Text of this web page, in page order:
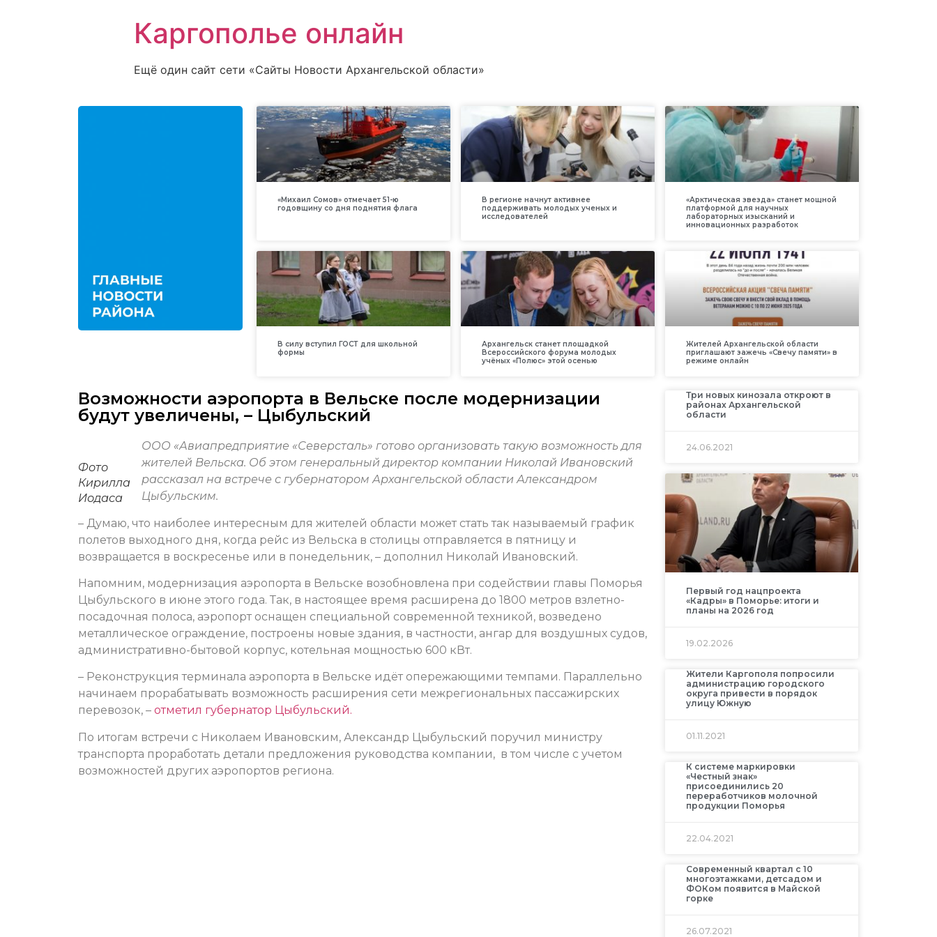
Каргополье онлайн
Ещё один сайт сети «Сайты Новости Архангельской области»
«Михаил Сомов» отмечает 51-ю
годовщину со дня поднятия флага
В регионе начнут активнее
поддерживать молодых ученых и
исследователей
«Арктическая звезда» станет мощной
платформой для научных
лабораторных изысканий и
инновационных разработок
В силу вступил ГОСТ для школьной
формы
Архангельск станет площадкой
Всероссийского форума молодых
учёных «Полюс» этой осенью
Жителей Архангельской области
приглашают зажечь «Свечу памяти» в
режиме онлайн
Возможности аэропорта в Вельске после модернизации
будут увеличены, – Цыбульский
Фото
Кирилла
Иодаса
ООО «Авиапредприятие «Северсталь» готово организовать такую возможность для
жителей Вельска. Об этом генеральный директор компании Николай Ивановский
рассказал на встрече с губернатором Архангельской области Александром
Цыбульским.
– Думаю, что наиболее интересным для жителей области может стать так называемый график
полетов выходного дня, когда рейс из Вельска в столицы отправляется в пятницу и
возвращается в воскресенье или в понедельник, – дополнил Николай Ивановский.
Напомним, модернизация аэропорта в Вельске возобновлена при содействии главы Поморья
Цыбульского в июне этого года. Так, в настоящее время расширена до 1800 метров взлетно-
посадочная полоса, аэропорт оснащен специальной современной техникой, возведено
металлическое ограждение, построены новые здания, в частности, ангар для воздушных судов,
административно-бытовой корпус, котельная мощностью 600 кВт.
– Реконструкция терминала аэропорта в Вельске идёт опережающими темпами. Параллельно
начинаем прорабатывать возможность расширения сети межрегиональных пассажирских
перевозок, – отметил губернатор Цыбульский.
По итогам встречи с Николаем Ивановским, Александр Цыбульский поручил министру
транспорта проработать детали предложения руководства компании, в том числе с учетом
возможностей других аэропортов региона.
Три новых кинозала откроют в
районах Архангельской
области
24.06.2021
Первый год нацпроекта
«Кадры» в Поморье: итоги и
планы на 2026 год
19.02.2026
Жители Каргополя попросили
администрацию городского
округа привести в порядок
улицу Южную
01.11.2021
К системе маркировки
«Честный знак»
присоединились 20
переработчиков молочной
продукции Поморья
22.04.2021
Современный квартал с 10
многоэтажками, детсадом и
ФОКом появится в Майской
горке
26.07.2021